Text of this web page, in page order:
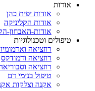
אודות
אודות יפית כהן
אודות הקליניקה
אודות-האבחון-
טיפולים וטכנולוגיות
רוזציאה
רוזציאה ודמודקס
רוזציאה
טיפול בנימי דם
אקנה וצלקות